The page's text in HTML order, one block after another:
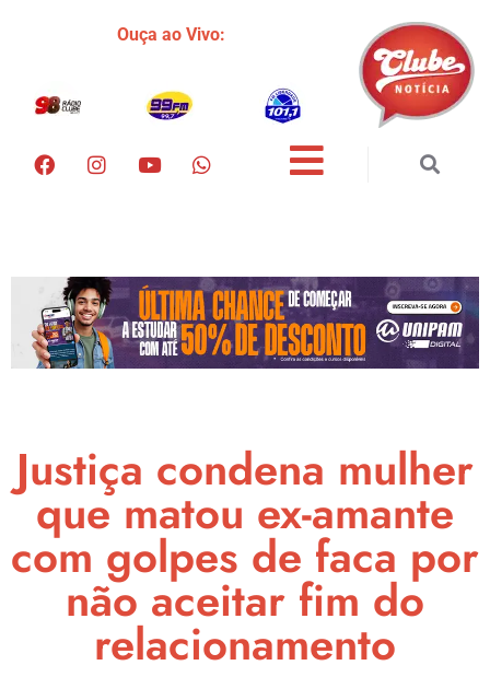
Ouça ao Vivo:
Justiça condena mulher
que matou ex-amante
com golpes de faca por
não aceitar fim do
relacionamento